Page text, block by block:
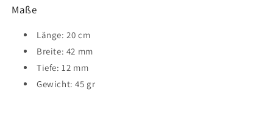
Maße
Länge: 20 cm
Breite: 42 mm
Tiefe: 12 mm
Gewicht: 45 gr